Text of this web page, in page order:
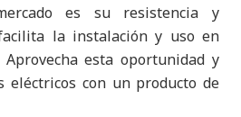
es su resistencia y
la instalación y uso en
esta oportunidad y
eléctricos con un producto de